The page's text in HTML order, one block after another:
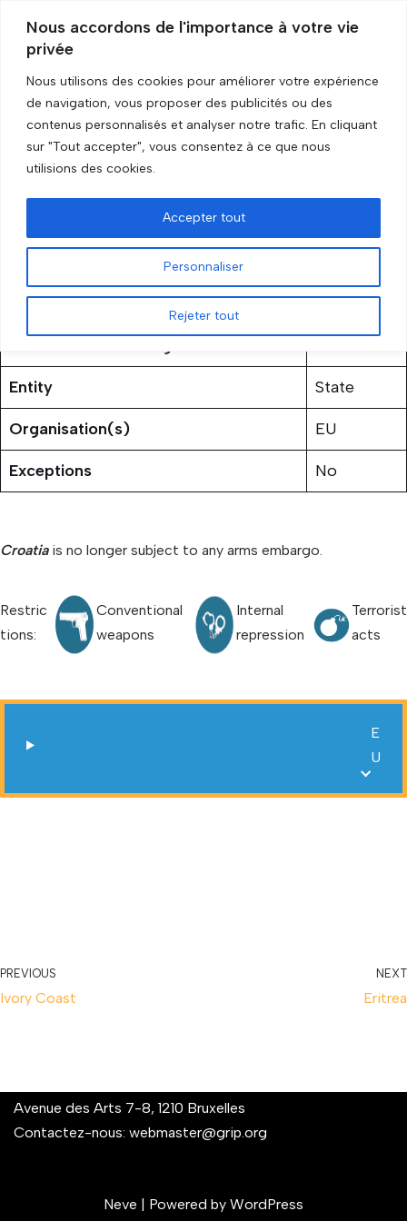
Nous accordons de l'importance à votre vie
privée
Nous utilisons des cookies pour améliorer votre expérience
de navigation, vous proposer des publicités ou des
contenus personnalisés et analyser notre trafic. En cliquant
sur "Tout accepter", vous consentez à ce que nous
utilisions des cookies.
Personnaliser
Rejeter tout
Accepter tout
Skip
to
content
Accueil»Croatia
Croatia
24 October 2023
Entity State
Organisation(s) EU
Exceptions No
Croatiais no longer subject to any arms embargo.
Restric
tions:
Conventional
weapons
Internal
repression
Terrorist
acts
E
U
PREVIOUS
Ivory Coast
NEXT
Eritrea
Avenue des Arts 7-8, 1210 Bruxelles
Contactez-nous: webmaster@grip.org
Neve | Powered by WordPress